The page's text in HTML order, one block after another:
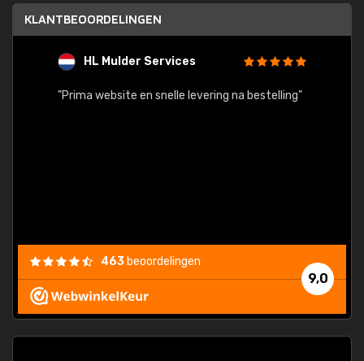
KLANTBEOORDELINGEN
HL Mulder Services
"Prima website en snelle levering na bestelling"
9,0
463 beoordelingen